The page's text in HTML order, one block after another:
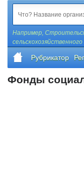
Например,
сельскохозяйственного
Рубрикатор
Фонды